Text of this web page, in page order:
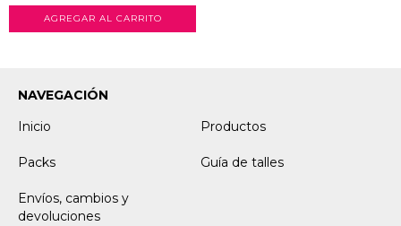
AGREGAR AL CARRITO
NAVEGACIÓN
Inicio
Productos
Packs Guía de talles
Envíos, cambios y
devoluciones